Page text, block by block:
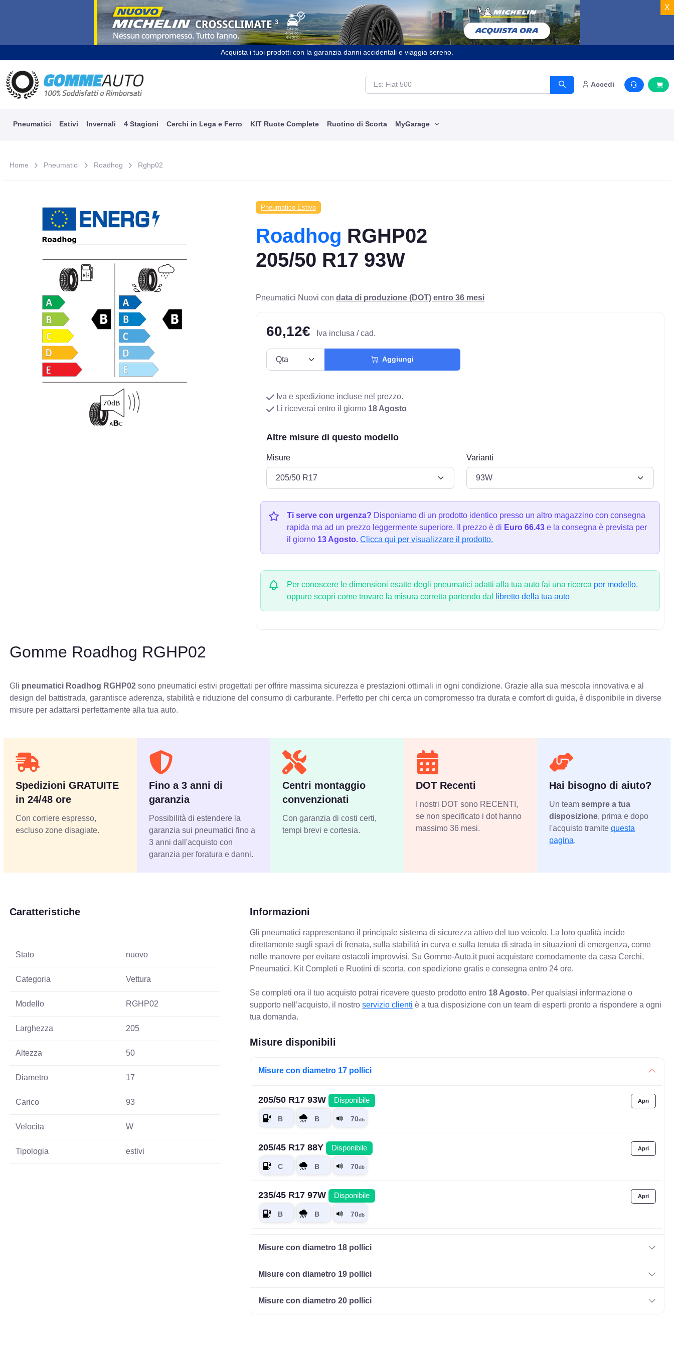
X
Acquista i tuoi prodotti con la garanzia danni accidentali e viaggia sereno.
Accedi
Pneumatici Estivi Invernali 4 Stagioni Cerchi in Lega e Ferro KIT Ruote Complete Ruotino di Scorta MyGarage
Home Pneumatici Roadhog Rghp02
Pneumatico Estivo
Roadhog RGHP02
205/50 R17 93W
Pneumatici Nuovi condata di produzione (DOT) entro 36 mesi
60,12€ Iva inclusa / cad.
Aggiungi
Iva e spedizione incluse nel prezzo.
Li riceverai entro il giorno 18 Agosto
Altre misure di questo modello
Misure Varianti
Ti serve con urgenza? Disponiamo di un prodotto identico presso un altro magazzino con consegna
rapida ma ad un prezzo leggermente superiore. Il prezzo è di Euro 66.43 e la consegna è prevista per
il giorno 13 Agosto. Clicca qui per visualizzare il prodotto.
Per conoscere le dimensioni esatte degli pneumatici adatti alla tua auto fai una ricerca per modello.
oppure scopri come trovare la misura corretta partendo dal
libretto della tua auto
Gomme Roadhog RGHP02
Gli pneumatici Roadhog RGHP02 sono pneumatici estivi progettati per offrire massima sicurezza e prestazioni ottimali in ogni condizione. Grazie alla sua mescola innovativa e al
design del battistrada, garantisce aderenza, stabilità e riduzione del consumo di carburante. Perfetto per chi cerca un compromesso tra durata e comfort di guida, è disponibile in diverse
misure per adattarsi perfettamente alla tua auto.
Spedizioni GRATUITE
in 24/48 ore
Con corriere espresso,
escluso zone disagiate.
Fino a 3 anni di
garanzia
Possibilità di estendere la
garanzia sui pneumatici fino a
3 anni dall'acquisto con
garanzia per foratura e danni.
Centri montaggio
convenzionati
Con garanzia di costi certi,
tempi brevi e cortesia.
DOT Recenti
I nostri DOT sono RECENTI,
se non specificato i dot hanno
massimo 36 mesi.
Hai bisogno di aiuto?
Un team sempre a tua
disposizione, prima e dopo
l'acquisto tramite questa
pagina.
Caratteristiche
Stato nuovo
Categoria Vettura
Modello RGHP02
Larghezza 205
Altezza 50
Diametro 17
Carico 93
Velocita W
Tipologia estivi
Informazioni
Gli pneumatici rappresentano il principale sistema di sicurezza attivo del tuo veicolo. La loro qualità incide
direttamente sugli spazi di frenata, sulla stabilità in curva e sulla tenuta di strada in situazioni di emergenza, come
nelle manovre per evitare ostacoli improvvisi. Su Gomme-Auto.it puoi acquistare comodamente da casa Cerchi,
Pneumatici, Kit Completi e Ruotini di scorta, con spedizione gratis e consegna entro 24 ore.
Se completi ora il tuo acquisto potrai ricevere questo prodotto entro 18 Agosto. Per qualsiasi informazione o
supporto nell’acquisto, il nostroservizio clienti è a tua disposizione con un team di esperti pronto a rispondere a ogni
tua domanda.
Misure disponibili
Misure con diametro 17 pollici
205/50 R17 93W Disponibile
205/45 R17 88Y Disponibile
235/45 R17 97W Disponibile
215/50 R17 95W Disponibile
Misure con diametro 18 pollici
Misure con diametro 19 pollici
Misure con diametro 20 pollici